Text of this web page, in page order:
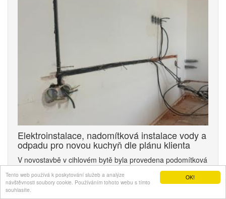
OK!
Tento web používá k poskytování služeb a analýze
návštěvnosti soubory cookie. Používáním tohoto webu s tímto
souhlasíte.
Elektroinstalace, nadomítková instalace vody a
odpadu pro novou kuchyň dle plánu klienta
V novostavbě v cihlovém bytě byla provedena podomítková
elektroinstalce pro novou kuchyň a nadomítkové dopojení
vody a odpadu pro dřez.
detail